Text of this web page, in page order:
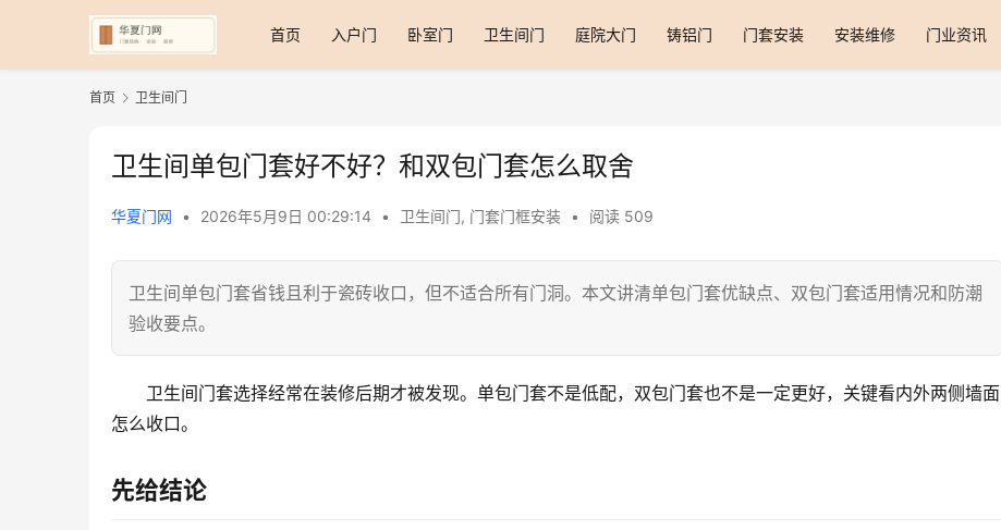
首页 入户门 卧室门 卫生间门 庭院大门 铸铝门 门套安装 安装维修 门业资讯
首页 卫生间门
卫生间单包门套好不好？和双包门套怎么取舍
华夏门网 • 2026年5月9日 00:29:14 • 卫生间门, 门套门框安装 • 阅读 509
卫生间单包门套省钱且利于瓷砖收口，但不适合所有门洞。本文讲清单包门套优缺点、双包门套适用情况和防潮
验收要点。
卫生间门套选择经常在装修后期才被发现。单包门套不是低配，双包门套也不是一定更好，关键看内外两侧墙面
怎么收口。
先给结论